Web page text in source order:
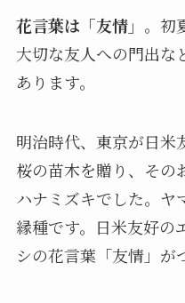
花言葉は「友情」 。初
大切な友人への門出な
あります。
明治時代、東京が日米
桜の苗木を贈り、その
ハナミズキでした。ヤ
縁種です。日米友好の
シの花言葉「友情」が